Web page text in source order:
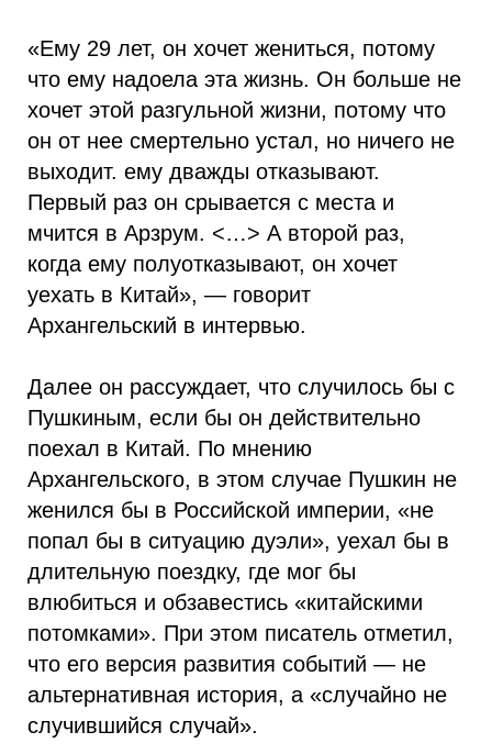
«Ему 29 лет, он хочет жениться, потому
что ему надоела эта жизнь. Он больше не
хочет этой разгульной жизни, потому что
он от нее смертельно устал, но ничего не
выходит. ему дважды отказывают.
Первый раз он срывается с места и
мчится в Арзрум. <…> А второй раз,
когда ему полуотказывают, он хочет
уехать в Китай», — говорит
Архангельский в интервью.
Далее он рассуждает, что случилось бы с
Пушкиным, если бы он действительно
поехал в Китай. По мнению
Архангельского, в этом случае Пушкин не
женился бы в Российской империи, «не
попал бы в ситуацию дуэли», уехал бы в
длительную поездку, где мог бы
влюбиться и обзавестись «китайскими
потомками». При этом писатель отметил,
что его версия развития событий — не
альтернативная история, а «случайно не
случившийся случай».